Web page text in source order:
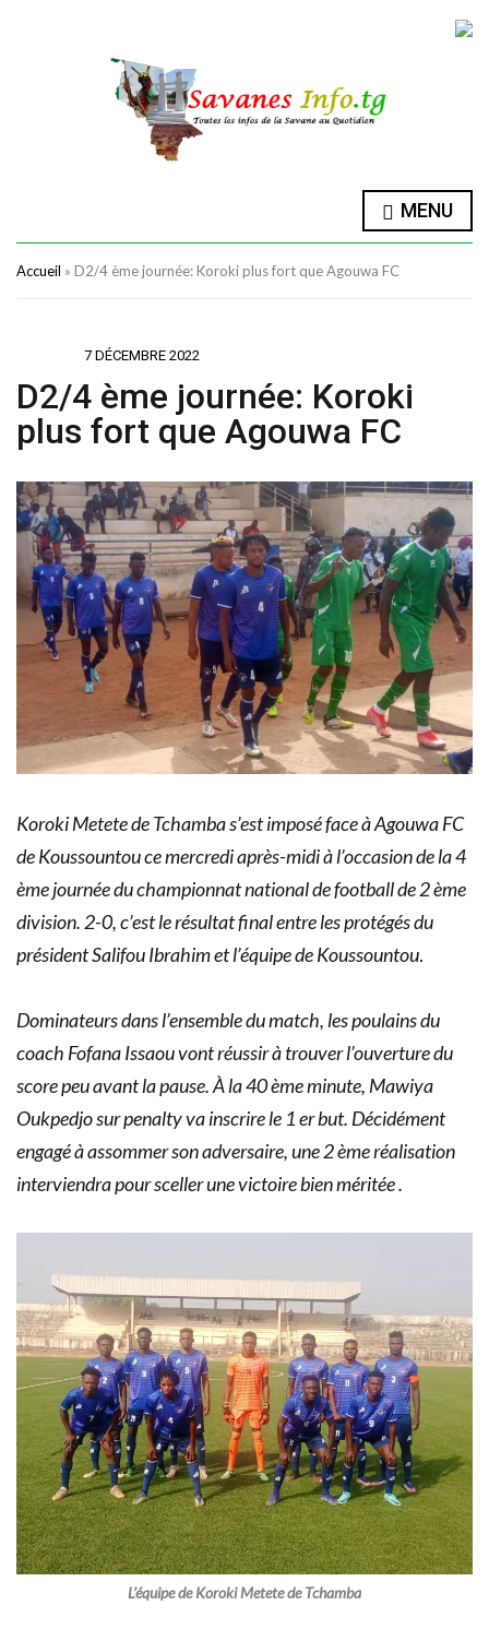
MENU
Accueil » D2/4 ème journée: Koroki plus fort que Agouwa FC
7 DÉCEMBRE 2022
D2/4 ème journée: Koroki
plus fort que Agouwa FC
Koroki Metete de Tchamba s’est imposé face à Agouwa FC
de Koussountou ce mercredi après-midi à l’occasion de la 4
ème journée du championnat national de football de 2 ème
division. 2-0, c’est le résultat final entre les protégés du
président Salifou Ibrahim et l’équipe de Koussountou.
Dominateurs dans l’ensemble du match, les poulains du
coach Fofana Issaou vont réussir à trouver l’ouverture du
score peu avant la pause. À la 40 ème minute, Mawiya
Oukpedjo sur penalty va inscrire le 1 er but. Décidément
engagé à assommer son adversaire, une 2 ème réalisation
interviendra pour sceller une victoire bien méritée .
L’équipe de Koroki Metete de Tchamba